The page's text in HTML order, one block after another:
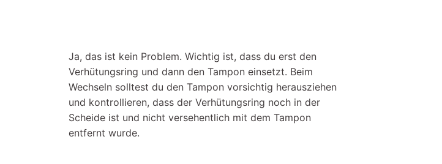
Ja, das ist kein Problem. Wichtig ist, dass du erst den
Verhütungsring und dann den Tampon einsetzt. Beim
Wechseln solltest du den Tampon vorsichtig herausziehen
und kontrollieren, dass der Verhütungsring noch in der
Scheide ist und nicht versehentlich mit dem Tampon
entfernt wurde.